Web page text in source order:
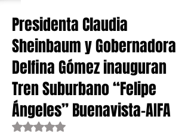
Presidenta Claudia
Sheinbaum y Gobernadora
Delfina Gómez inauguran
Tren Suburbano “Felipe
Ángeles” Buenavista-AIFA
Obtuvo NaN de 5 estrellas.